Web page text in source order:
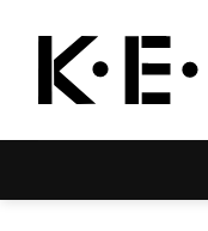
content